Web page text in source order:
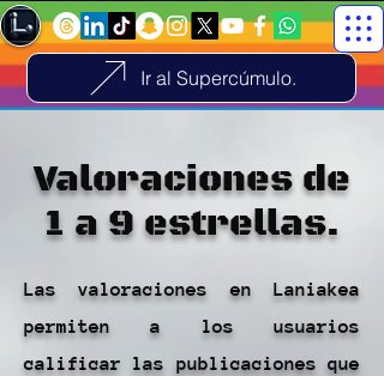
Ir al Supercúmulo.
Valoraciones de
1 a 9 estrellas.
Las valoraciones en Laniakea
permiten a los usuarios
calificar las publicaciones que